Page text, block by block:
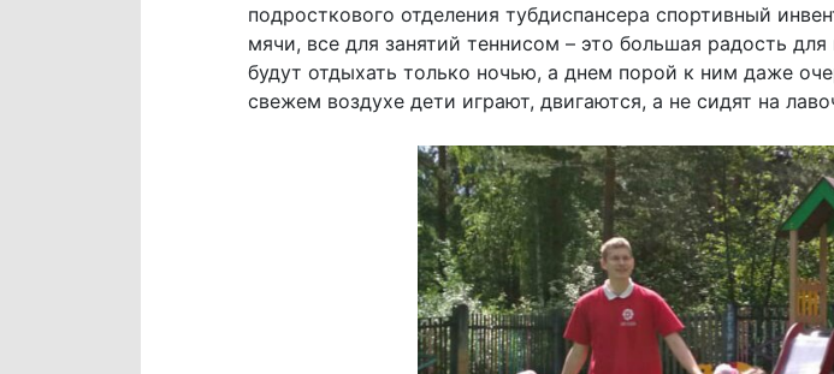
подросткового отделения тубдиспансера спортивный
мячи, все для занятий теннисом – это большая радость
будут отдыхать только ночью, а днем порой к ним даже
свежем воздухе дети играют, двигаются, а не сидят на